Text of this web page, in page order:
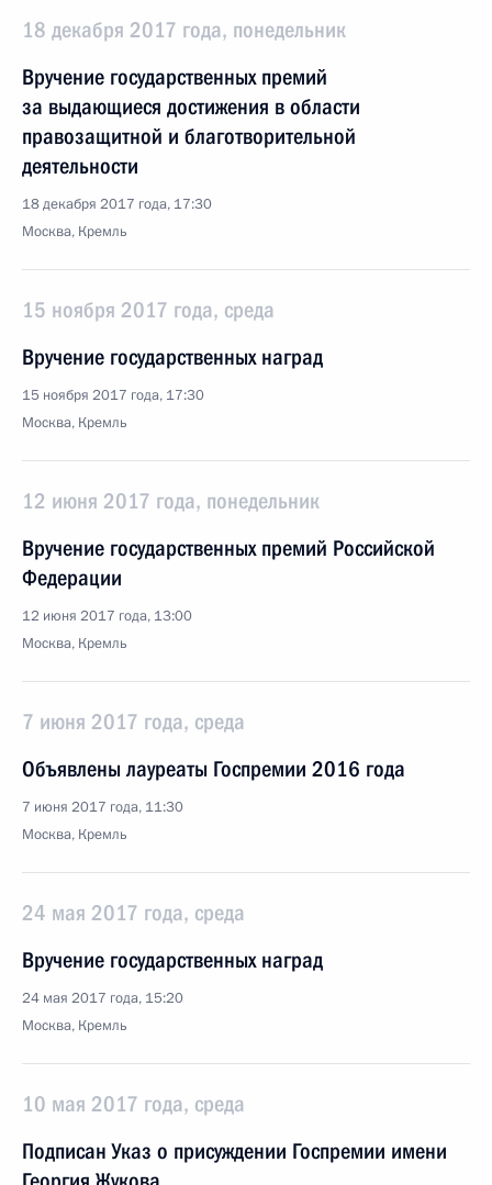
18 декабря 2017 года, понедельник
Вручение государственных премий
за выдающиеся достижения в области
правозащитной и благотворительной
деятельности
18 декабря 2017 года, 17:30
Москва, Кремль
15 ноября 2017 года, среда
Вручение государственных наград
15 ноября 2017 года, 17:30
Москва, Кремль
12 июня 2017 года, понедельник
Вручение государственных премий Российской
Федерации
12 июня 2017 года, 13:00
Москва, Кремль
7 июня 2017 года, среда
Объявлены лауреаты Госпремии 2016 года
7 июня 2017 года, 11:30
Москва, Кремль
24 мая 2017 года, среда
Вручение государственных наград
24 мая 2017 года, 15:20
Москва, Кремль
10 мая 2017 года, среда
Подписан Указ о присуждении Госпремии имени